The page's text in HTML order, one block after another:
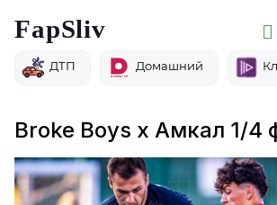
FapSliv
ДТП Домашний
Broke Boys х Амкал 1/4